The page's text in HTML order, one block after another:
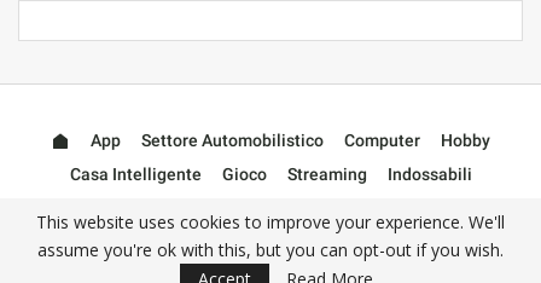
App Settore Automobilistico Computer
Hobby
Casa Intelligente
Gioco Streaming
Indossabili
This website uses cookies to improve your experience. We'll
assume you're ok with this, but you can opt-out if you wish.